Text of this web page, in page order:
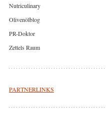
Nutriculinary
Olivenölblog
PR-Doktor
Zettels Raum
PARTNERLINKS